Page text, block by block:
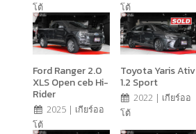
โต้
โต้
Ford Ranger 2.0
XLS Open ceb Hi-
Rider
2025 | เกียร์ออ
โต้
Toyota Yaris Ativ
1.2 Sport
2022 | เกียร์ออ
โต้